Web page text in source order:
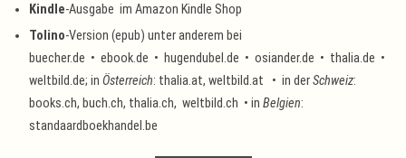
Kindle-Ausgabe im Amazon Kindle Shop
Tolino-Version (epub) unter anderem bei
buecher.de • ebook.de • hugendubel.de • osiander.de • thalia.de •
weltbild.de; in Österreich: thalia.at, weltbild.at • in derSchweiz:
books.ch, buch.ch, thalia.ch, weltbild.ch • in Belgien:
standaardboekhandel.be